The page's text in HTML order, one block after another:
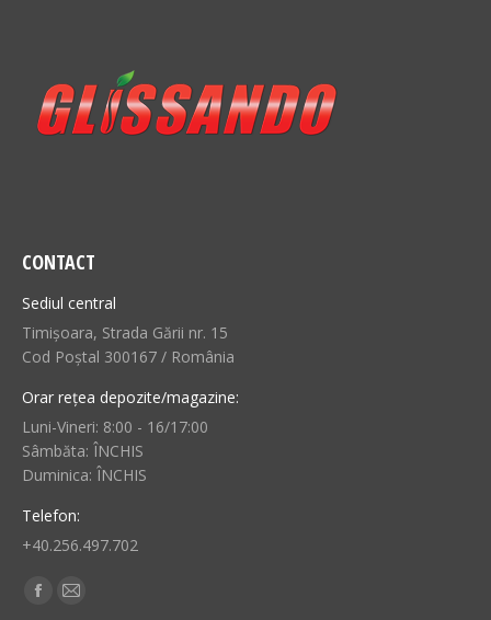
CONTACT
Sediul central
Timișoara, Strada Gării nr. 15
Cod Poștal 300167 / România
Orar rețea depozite/magazine:
Luni-Vineri: 8:00 - 16/17:00
Sâmbăta: ÎNCHIS
Duminica: ÎNCHIS
Telefon:
+40.256.497.702
Find us on:
Facebook
Mail